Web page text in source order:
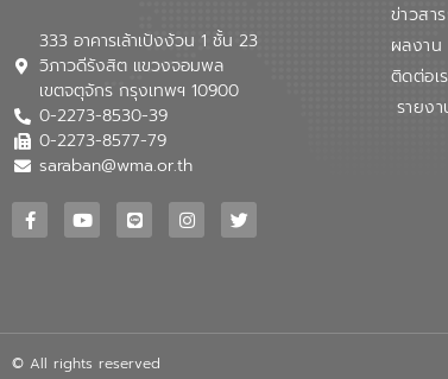
333 อาคารเล้าเป้งง้วน 1 ชั้น 23
วิภาวดีรังสิต แขวงจอมพล
เขตจตุจักร กรุงเทพฯ 10900
0-2273-8530-39
0-2273-8577-79
saraban@wma.or.th
ข่าวสา
ผลงาน
ติดต่อเ
รายง
© All rights reserved